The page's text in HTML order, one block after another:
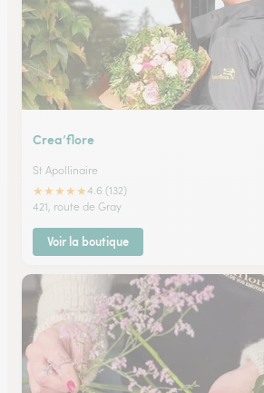
Crea’flore
St Apollinaire
★★★★★4.6 (132)
421, route de Gray
Voir la boutique